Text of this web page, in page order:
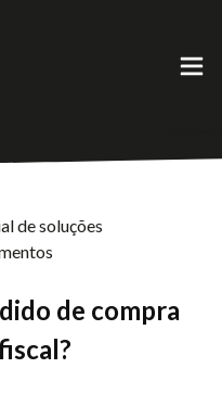
de soluções
de compra